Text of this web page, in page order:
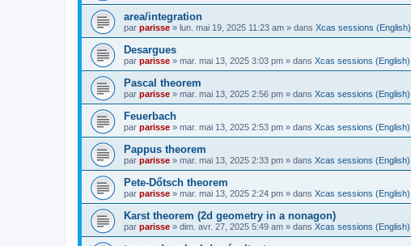
area/integration
par parisse » lun. mai 19, 2025 11:23 am » dans Xcas sessions (English)
Desargues
par parisse » mar. mai 13, 2025 3:03 pm » dans Xcas sessions (English)
Pascal theorem
par parisse » mar. mai 13, 2025 2:56 pm » dans Xcas sessions (English)
Feuerbach
par parisse » mar. mai 13, 2025 2:53 pm » dans Xcas sessions (English)
Pappus theorem
par parisse » mar. mai 13, 2025 2:33 pm » dans Xcas sessions (English)
Pete-Dőtsch theorem
par parisse » mar. mai 13, 2025 2:24 pm » dans Xcas sessions (English)
Karst theorem (2d geometry in a nonagon)
par parisse » dim. avr. 27, 2025 5:49 am » dans Xcas sessions (English)